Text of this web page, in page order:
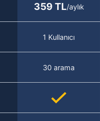
359 TL/aylık
1 Kullanıcı
30 arama